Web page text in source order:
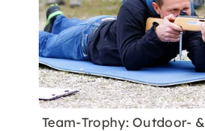
Team-Trophy: Outdoor- &